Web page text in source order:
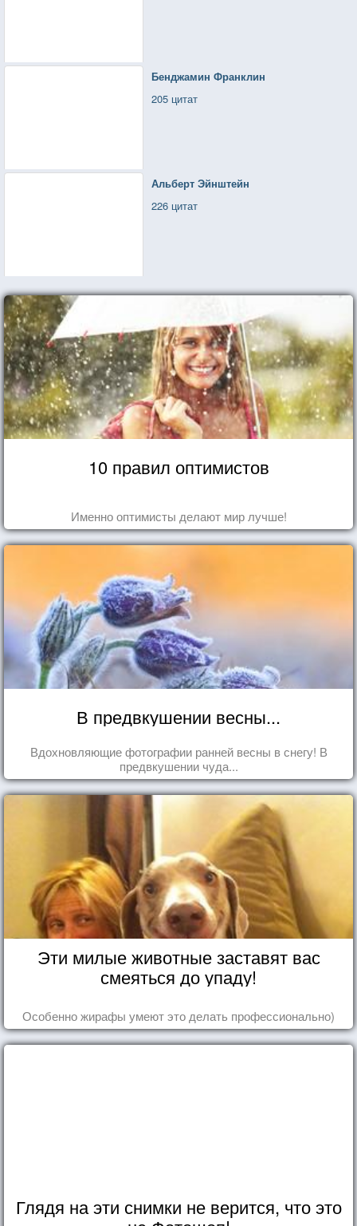
Бенджамин Франклин
205 цитат
Альберт Эйнштейн
226 цитат
10 правил оптимистов
Именно оптимисты делают мир лучше!
В предвкушении весны...
Вдохновляющие фотографии ранней весны в снегу! В
предвкушении чуда...
Эти милые животные заставят вас
смеяться до упаду!
Особенно жирафы умеют это делать профессионально)
Глядя на эти снимки не верится, что это